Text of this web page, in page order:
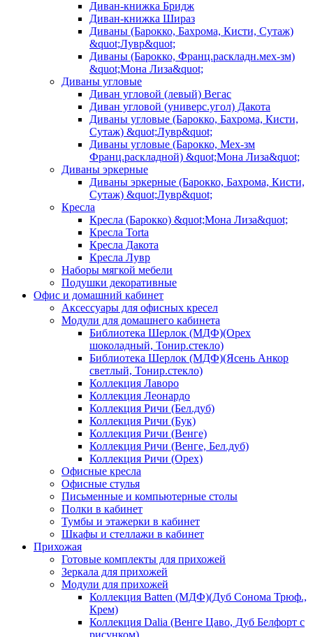
Диван-книжка Бридж
Диван-книжка Шираз
Диваны (Барокко, Бахрома, Кисти, Сутаж)
&quot;Лувр&quot;
Диваны (Барокко, Франц.раскладн.мех-зм)
&quot;Мона Лиза&quot;
Диваны угловые
Диван угловой (левый) Вегас
Диван угловой (универс.угол) Дакота
Диваны угловые (Барокко, Бахрома, Кисти,
Сутаж) &quot;Лувр&quot;
Диваны угловые (Барокко, Мех-зм
Франц.раскладной) &quot;Мона Лиза&quot;
Диваны эркерные
Диваны эркерные (Барокко, Бахрома, Кисти,
Сутаж) &quot;Лувр&quot;
Кресла
Кресла (Барокко) &quot;Мона Лиза&quot;
Кресла Torta
Кресла Дакота
Кресла Лувр
Наборы мягкой мебели
Подушки декоративные
Офис и домашний кабинет
Аксессуары для офисных кресел
Модули для домашнего кабинета
Библиотека Шерлок (МДФ)(Орех
шоколадный, Тонир.стекло)
Библиотека Шерлок (МДФ)(Ясень Анкор
светлый, Тонир.стекло)
Коллекция Лаворо
Коллекция Леонардо
Коллекция Ричи (Бел.дуб)
Коллекция Ричи (Бук)
Коллекция Ричи (Венге)
Коллекция Ричи (Венге, Бел.дуб)
Коллекция Ричи (Орех)
Офисные кресла
Офисные стулья
Письменные и компьютерные столы
Полки в кабинет
Тумбы и этажерки в кабинет
Шкафы и стеллажи в кабинет
Прихожая
Готовые комплекты для прихожей
Зеркала для прихожей
Модули для прихожей
Коллекция Batten (МДФ)(Дуб Сонома Трюф.,
Крем)
Коллекция Dalia (Венге Цаво, Дуб Белфорт с
рисунком)